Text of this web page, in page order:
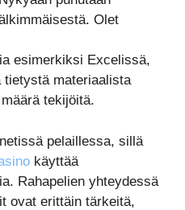
Olet
esimerkiksi Excelissä,
tietystä materiaalista
tekijöitä.
pelaillessa, sillä
käyttää
Rahapelien yhteydessä
ovat erittäin tärkeitä,